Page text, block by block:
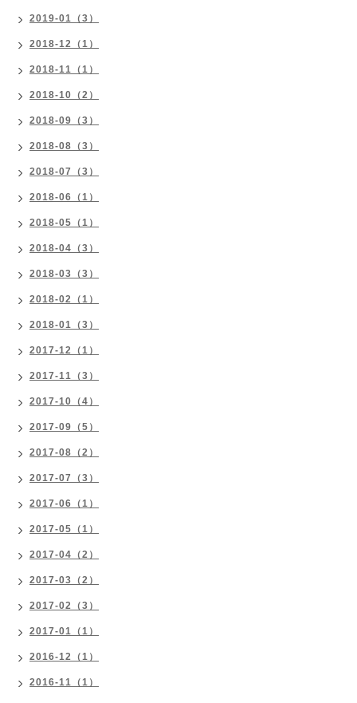
2019-01（3）
2018-12（1）
2018-11（1）
2018-10（2）
2018-09（3）
2018-08（3）
2018-07（3）
2018-06（1）
2018-05（1）
2018-04（3）
2018-03（3）
2018-02（1）
2018-01（3）
2017-12（1）
2017-11（3）
2017-10（4）
2017-09（5）
2017-08（2）
2017-07（3）
2017-06（1）
2017-05（1）
2017-04（2）
2017-03（2）
2017-02（3）
2017-01（1）
2016-12（1）
2016-11（1）